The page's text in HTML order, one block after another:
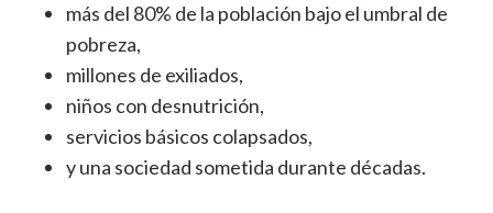
más del 80% de la población bajo el umbral de
pobreza,
millones de exiliados,
niños con desnutrición,
servicios básicos colapsados,
y una sociedad sometida durante décadas.